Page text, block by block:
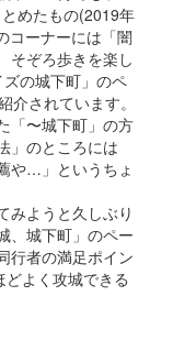
山の御城印合戦事
枚限定
絵御城印 祝い紅バ
最初の紫バージョン
めたもの(2019年
コーナーには「闇
そぞろ歩きを楽し
の城下町」のペ
介されています。
「〜城下町」の方
」のところには
や…」というちょ
みようと久しぶり
、城下町」のペー
行者の満足ポイン
どよく攻城できる